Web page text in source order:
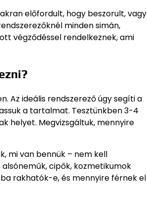
előfordult, hogy beszorult, vagy
minden simán,
végződéssel rendelkeznek, ami
Az ideális rendszerező úgy segíti a
a tartalmat. Tesztünkben 3-4
helyet. Megvizsgáltuk, mennyire
mi van bennük – nem kell
cipők, kozmetikumok
rakhatók-e, és mennyire férnek el